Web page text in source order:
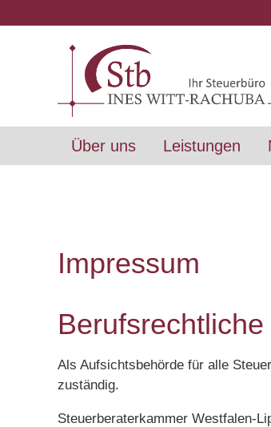
Über uns Leistungen
Impressum
Als Aufsichtsbehörde für alle
zuständig.
Steuerberaterkammer Westfalen-